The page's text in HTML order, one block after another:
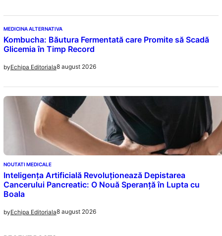
MEDICINA ALTERNATIVA
Kombucha: Băutura Fermentată care Promite să Scadă
Glicemia în Timp Record
byEchipa Editoriala8 august 2026
NOUTATI MEDICALE
Inteligența Artificială Revoluționează Depistarea
Cancerului Pancreatic: O Nouă Speranță în Lupta cu
Boala
byEchipa Editoriala8 august 2026